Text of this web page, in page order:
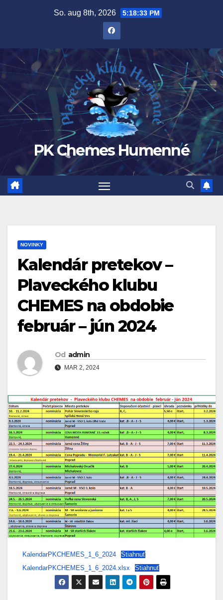
So. aug 8th, 2026 5:18:34 PM
PK Chemes Humenné
NOVINKY
Kalendár pretekov –
Plaveckého klubu
CHEMES na obdobie
február – jún 2024
Od admin
MAR 2, 2024
KalendarPKCHEMES_1_6_2024
Stiahnuť
KalendarPKCHEMES_1_6_2024.xlsx
Stiahnuť